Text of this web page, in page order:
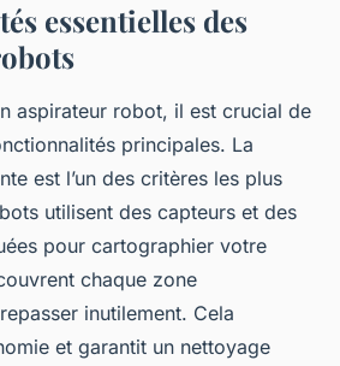
essentielles des
aspirateur robot, il est crucial de
principales. La
est l’un des critères les plus
utilisent des capteurs et des
pour cartographier votre
chaque zone
inutilement. Cela
et garantit un nettoyage